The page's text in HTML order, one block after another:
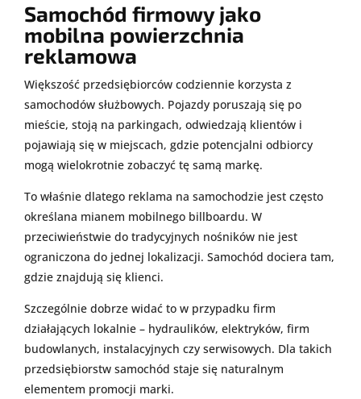
Samochód firmowy jako
mobilna powierzchnia
reklamowa
Większość przedsiębiorców codziennie korzysta z
samochodów służbowych. Pojazdy poruszają się po
mieście, stoją na parkingach, odwiedzają klientów i
pojawiają się w miejscach, gdzie potencjalni odbiorcy
mogą wielokrotnie zobaczyć tę samą markę.
To właśnie dlatego reklama na samochodzie jest często
określana mianem mobilnego billboardu. W
przeciwieństwie do tradycyjnych nośników nie jest
ograniczona do jednej lokalizacji. Samochód dociera tam,
gdzie znajdują się klienci.
Szczególnie dobrze widać to w przypadku firm
działających lokalnie – hydraulików, elektryków, firm
budowlanych, instalacyjnych czy serwisowych. Dla takich
przedsiębiorstw samochód staje się naturalnym
elementem promocji marki.